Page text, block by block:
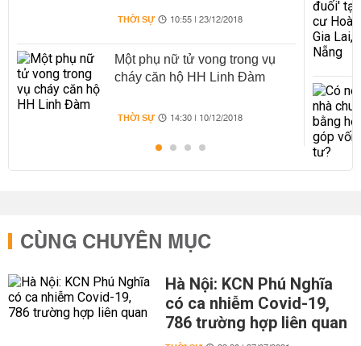
THỜI SỰ 10:55 | 23/12/2018
Một phụ nữ tử vong trong vụ
cháy căn hộ HH Linh Đàm
THỜI SỰ 14:30 | 10/12/2018
CÙNG CHUYÊN MỤC
Hà Nội: KCN Phú Nghĩa
có ca nhiễm Covid-19,
786 trường hợp liên quan